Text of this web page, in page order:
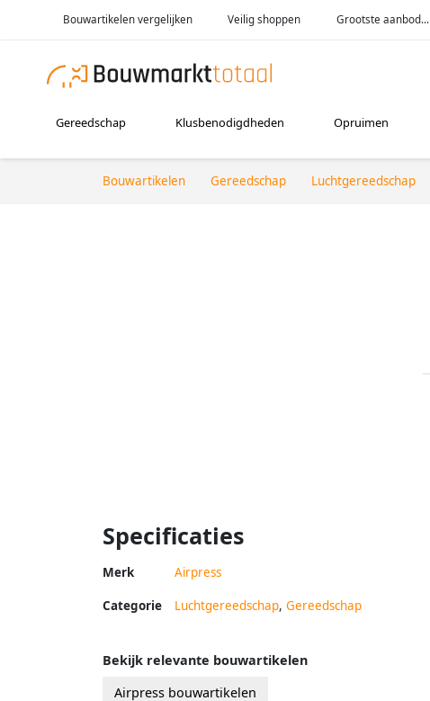
Bouwartikelen vergelijken Veilig shoppen Grootste aanbod...
Gereedschap Klusbenodigdheden Opruimen
Bouwartikelen Gereedschap Luchtgereedschap
Specificaties
Merk Airpress
Categorie Luchtgereedschap, Gereedschap
Bekijk relevante bouwartikelen
Airpress bouwartikelen